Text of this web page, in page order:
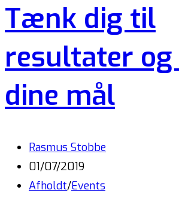
Tænk dig til
resultater og
dine mål
Rasmus Stobbe
01/07/2019
Afholdt/Events